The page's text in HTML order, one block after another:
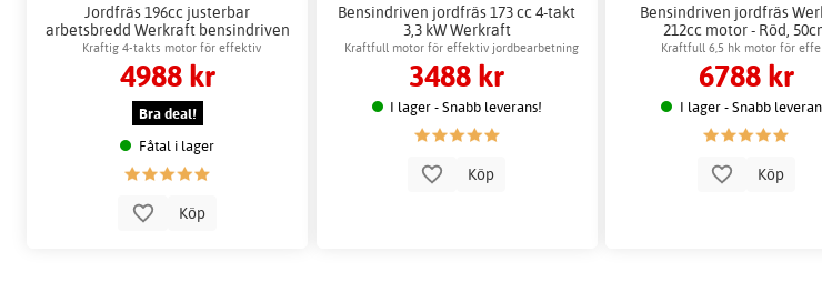
Jordfräs 196cc justerbar
arbetsbredd Werkraft bensindriven
Kraftig 4-takts motor för effektiv
jordbearbetning
4988 kr
Bra deal!
Fåtal i lager
Köp
Bensindriven jordfräs 173 cc 4-takt
3,3 kW Werkraft
Kraftfull motor för effektiv jordbearbetning
3488 kr
I lager - Snabb leverans!
Köp
Bensindriven jordfräs
212cc motor - Röd,
arbetsbredd
Kraftfull 6,5 hk motor för
jordbearbetning
6788 kr
I lager - Snabb
Köp